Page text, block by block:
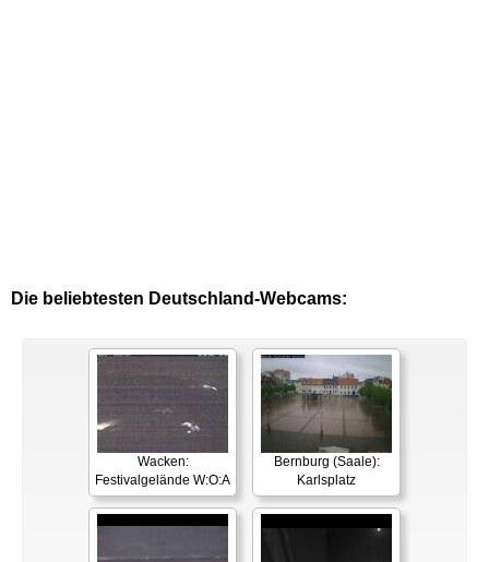
Die beliebtesten Deutschland-Webcams:
Wacken:
Festivalgelände W:O:A
Bernburg (Saale):
Karlsplatz